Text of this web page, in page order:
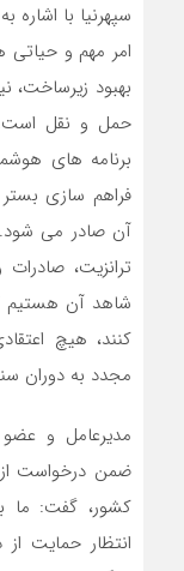
سپهرنیا با
امر مهم و
بهبود زیرساخت،
حمل و نقل
برنامه های
فراهم سازی
آن صادر می
ترانزیت،
شاهد آن هستیم
کنند، هیچ
مجدد به دوران
مدیرعامل و
ضمن درخواست
کشور، گفت: ما
انتظار حمایت